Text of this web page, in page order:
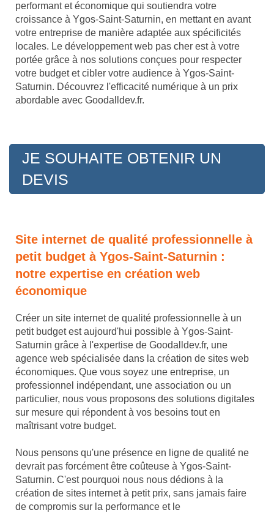
performant et économique qui soutiendra votre
croissance à Ygos-Saint-Saturnin, en mettant en avant
votre entreprise de manière adaptée aux spécificités
locales. Le développement web pas cher est à votre
portée grâce à nos solutions conçues pour respecter
votre budget et cibler votre audience à Ygos-Saint-
Saturnin. Découvrez l'efficacité numérique à un prix
abordable avec Goodalldev.fr.
JE SOUHAITE OBTENIR UN
DEVIS
Site internet de qualité professionnelle à
petit budget à Ygos-Saint-Saturnin :
notre expertise en création web
économique
Créer un site internet de qualité professionnelle à un
petit budget est aujourd'hui possible à Ygos-Saint-
Saturnin grâce à l'expertise de Goodalldev.fr, une
agence web spécialisée dans la création de sites web
économiques. Que vous soyez une entreprise, un
professionnel indépendant, une association ou un
particulier, nous vous proposons des solutions digitales
sur mesure qui répondent à vos besoins tout en
maîtrisant votre budget.
Nous pensons qu'une présence en ligne de qualité ne
devrait pas forcément être coûteuse à Ygos-Saint-
Saturnin. C'est pourquoi nous nous dédions à la
création de sites internet à petit prix, sans jamais faire
de compromis sur la performance et le